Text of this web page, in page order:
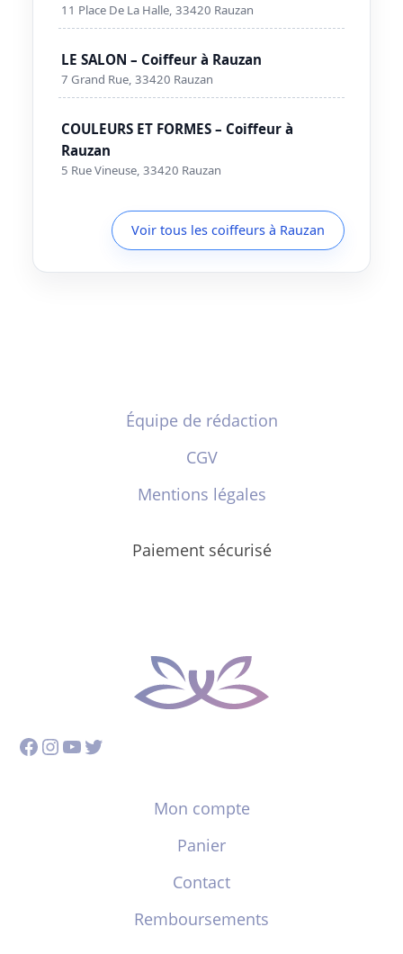
11 Place De La Halle, 33420 Rauzan
LE SALON – Coiffeur à Rauzan
7 Grand Rue, 33420 Rauzan
COULEURS ET FORMES – Coiffeur à
Rauzan
5 Rue Vineuse, 33420 Rauzan
Voir tous les coiffeurs à Rauzan
Équipe de rédaction
CGV
Mentions légales
Paiement sécurisé
Facebook
Instagram
YouTube
Twitter
Mon compte
Panier
Contact
Remboursements